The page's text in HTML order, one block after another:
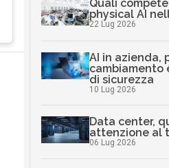
Quali
physical AI
22 Lug 2026
AI in azienda,
cambiamento
di sicurezza
10 Lug 2026
Data center,
attenzione al
06 Lug 2026